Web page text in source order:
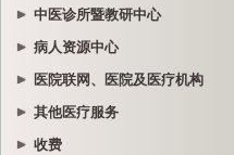
中医诊所暨教研中心
病人资源中心
医院联网、医院及医疗机构
其他医疗服务
收费